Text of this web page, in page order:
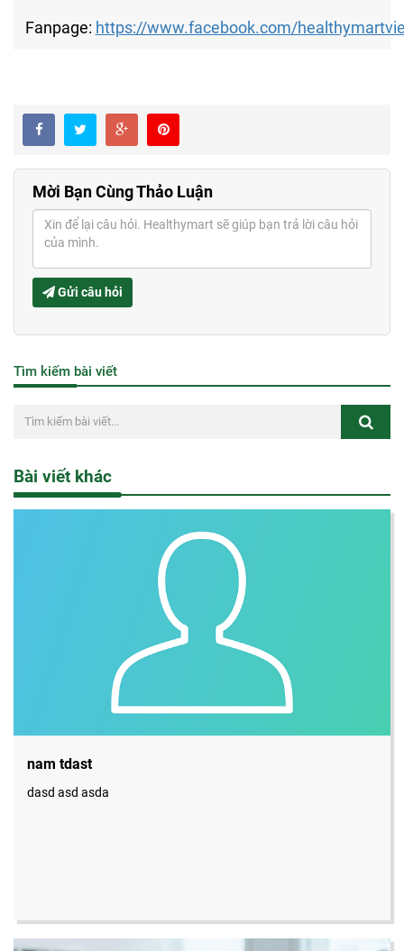
Fanpage: https://www.facebook.com/
Mời Bạn Cùng Thảo Luận
Gửi câu hỏi
Tìm kiếm bài viết
Bài viết khác
nam tdast
dasd asd asda